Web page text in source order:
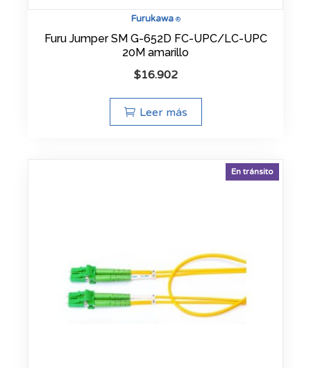
Furukawa®
Furu Jumper SM G-652D FC-UPC/LC-UPC
20M amarillo
$16.902
Leer más
En tránsito